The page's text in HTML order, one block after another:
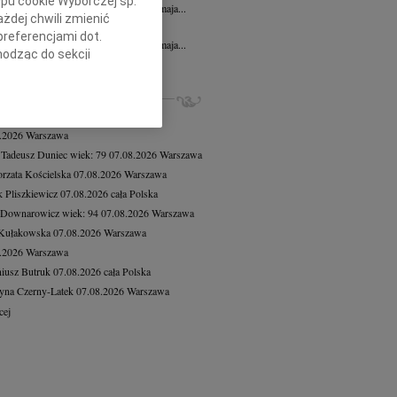
żalem zawiadamiamy, że dnia 8 maja...
Dolata12.05.2026Bydgoszcz
żalem zawiadamiamy, że dnia 8 maja...
Warszawa
Duniecwiek: 7907.08.2026Warszawa
Kościelska07.08.2026Warszawa
Pliszkiewicz07.08.2026cała Polska
wiek: 9407.08.2026Warszawa
07.08.2026Warszawa
Warszawa
Butruk 07.08.2026cała Polska
Czerny-Latek 07.08.2026Warszawa
chwili zmienić
dot.
do sekcji
przeglądarki.
identyfikacji.
pomiar reklam i